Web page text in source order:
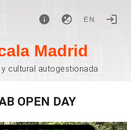
EN
Madrid
cultural autogestionada
OPEN DAY